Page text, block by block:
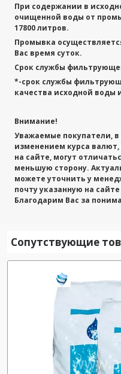
При содержании в
очищенной воды от
17800литров.
Промывка
Вас время суток.
Срок службы
*-срок службы
качества исходной воды
Внимание!
Уважаемые покупатели, в
изменением курса
на сайте, могут
меньшую сторону.
можете уточнить у
почту указанную на
Благодарим Вас за
Сопутствующие